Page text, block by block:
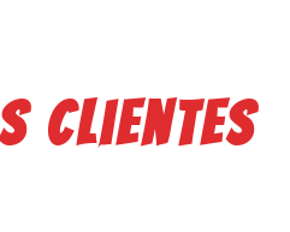
clientes